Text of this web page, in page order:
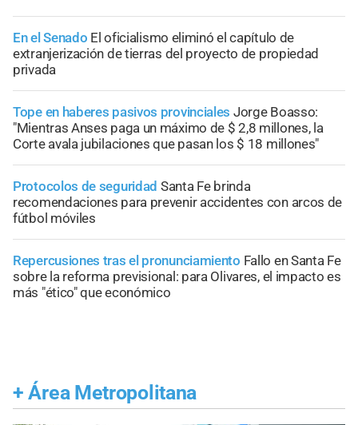
En el Senado El oficialismo eliminó el capítulo de
extranjerización de tierras del proyecto de propiedad
privada
Tope en haberes pasivos provinciales Jorge Boasso:
"Mientras Anses paga un máximo de $ 2,8 millones, la
Corte avala jubilaciones que pasan los $ 18 millones"
Protocolos de seguridad Santa Fe brinda
recomendaciones para prevenir accidentes con arcos de
fútbol móviles
Repercusiones tras el pronunciamiento Fallo en Santa Fe
sobre la reforma previsional: para Olivares, el impacto es
más "ético" que económico
+ Área Metropolitana